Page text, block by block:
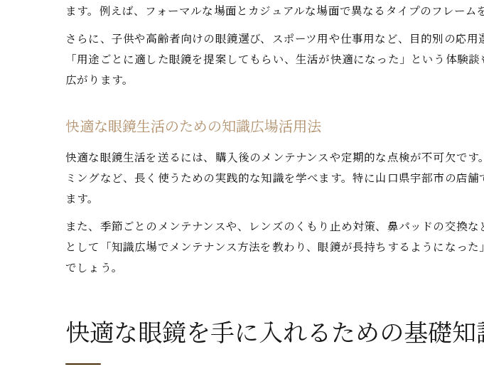
トレンドを押さえ
おしゃれと機能を
ます。例えば、フォーマルな場面とカジュアルな場面で異なるタイプのフレー
さらに、子供や高齢者向けの眼鏡選び、スポーツ用や仕事用など、目的別の応
「用途ごとに適した眼鏡を提案してもらい、生活が快適になった」という体験
広がります。
快適な眼鏡生活のための知識広場活用法
快適な眼鏡生活を送るには、購入後のメンテナンスや定期的な点検が不可欠で
ミングなど、長く使うための実践的な知識を学べます。特に山口県宇部市の店
ます。
また、季節ごとのメンテナンスや、レンズのくもり止め対策、鼻パッドの交換
として「知識広場でメンテナンス方法を教わり、眼鏡が長持ちするようになっ
でしょう。
快適な眼鏡を手に入れるための基礎知